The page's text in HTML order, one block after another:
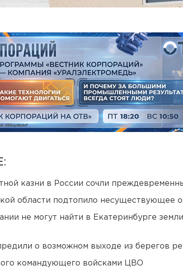
казни в России сочли
области подтопило несуществующее
не могут найти в Екатеринбурге
о возможном выходе из берегов
командующего войсками ЦВО